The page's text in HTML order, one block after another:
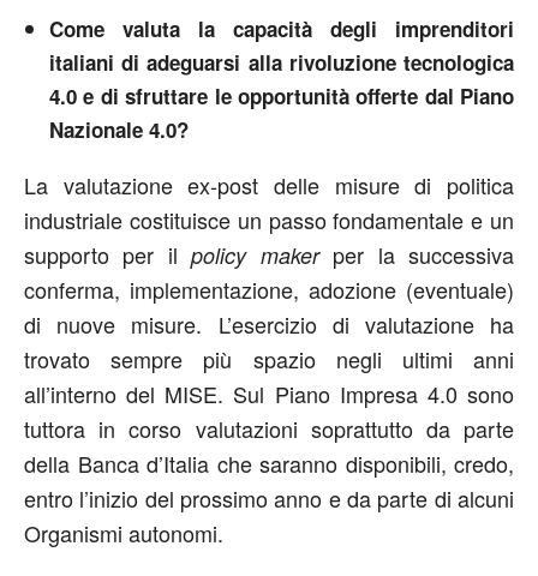
Come valuta la capacità degli imprenditori
italiani di adeguarsi alla rivoluzione tecnologica
4.0 e di sfruttare le opportunità offerte dal Piano
Nazionale 4.0?
La valutazione ex-post delle misure di politica
industriale costituisce un passo fondamentale e un
supporto per ilpolicy makerper la successiva
conferma, implementazione, adozione (eventuale)
di nuove misure. L’esercizio di valutazione ha
trovato sempre più spazio negli ultimi anni
all’interno del MISE. Sul Piano Impresa 4.0 sono
tuttora in corso valutazioni soprattutto da parte
della Banca d’Italia che saranno disponibili, credo,
entro l’inizio del prossimo anno e da parte di alcuni
Organismi autonomi.